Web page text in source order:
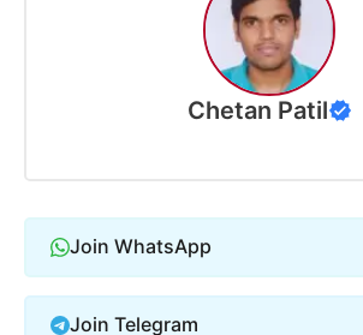
Chetan Patil
Join WhatsApp
Join Telegram